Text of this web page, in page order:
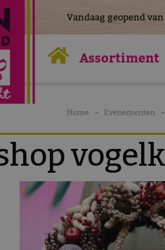
Home Evenementen
Vandaag geopend van
Assortiment